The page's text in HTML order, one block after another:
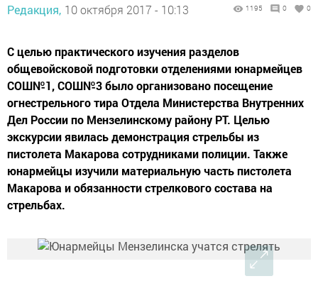
Редакция, 10 октября 2017 - 10:13 1195 0 0
С целью практического изучения разделов
общевойсковой подготовки отделениями юнармейцев
СОШ№1, СОШ№3 было организовано посещение
огнестрельного тира Отдела Министерства Внутренних
Дел России по Мензелинскому району РТ. Целью
экскурсии явилась демонстрация стрельбы из
пистолета Макарова сотрудниками полиции. Также
юнармейцы изучили материальную часть пистолета
Макарова и обязанности стрелкового состава на
стрельбах.